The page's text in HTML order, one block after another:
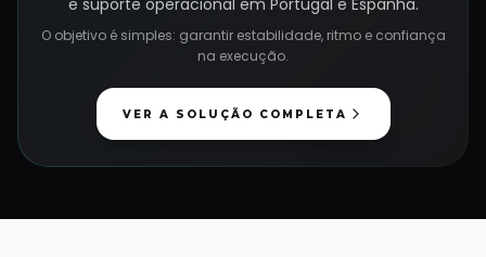
e suporte operacional em Portugal e Espanha.
O objetivo é simples: garantir estabilidade, ritmo e confiança
na execução.
VER A SOLUÇÃO COMPLETA